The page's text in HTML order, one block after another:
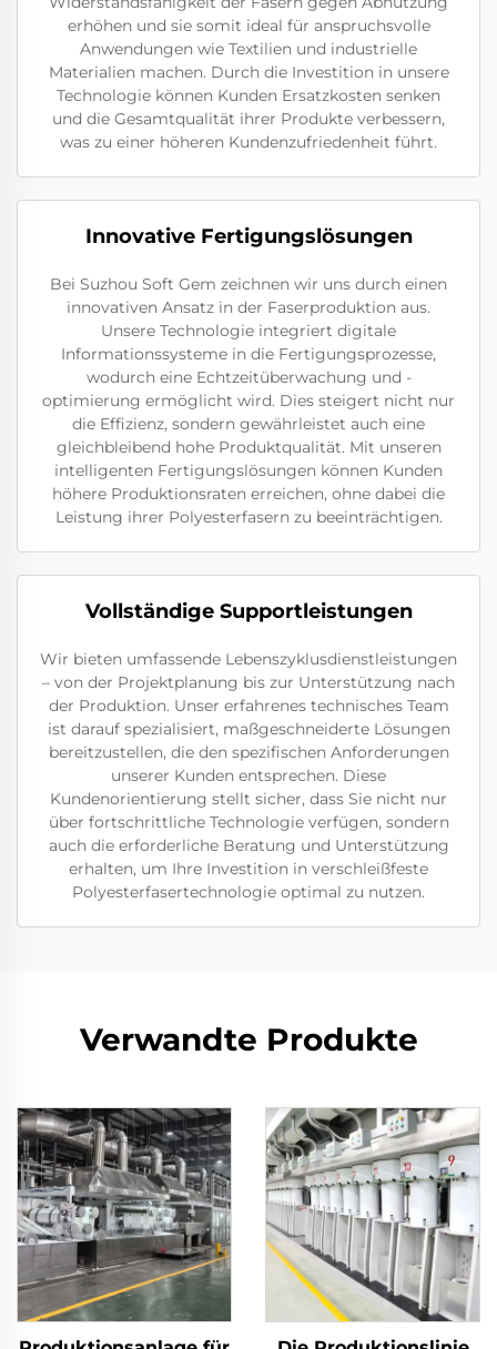
erhöhen und sie somit ideal für anspruchsvolle
Anwendungen wie Textilien und industrielle
Materialien machen. Durch die Investition in unsere
Technologie können Kunden Ersatzkosten senken
und die Gesamtqualität ihrer Produkte verbessern,
was zu einer höheren Kundenzufriedenheit führt.
Innovative Fertigungslösungen
Bei Suzhou Soft Gem zeichnen wir uns durch einen
innovativen Ansatz in der Faserproduktion aus.
Unsere Technologie integriert digitale
Informationssysteme in die Fertigungsprozesse,
wodurch eine Echtzeitüberwachung und -
optimierung ermöglicht wird. Dies steigert nicht nur
die Effizienz, sondern gewährleistet auch eine
gleichbleibend hohe Produktqualität. Mit unseren
intelligenten Fertigungslösungen können Kunden
höhere Produktionsraten erreichen, ohne dabei die
Leistung ihrer Polyesterfasern zu beeinträchtigen.
Vollständige Supportleistungen
Wir bieten umfassende Lebenszyklusdienstleistungen
– von der Projektplanung bis zur Unterstützung nach
der Produktion. Unser erfahrenes technisches Team
ist darauf spezialisiert, maßgeschneiderte Lösungen
bereitzustellen, die den spezifischen Anforderungen
unserer Kunden entsprechen. Diese
Kundenorientierung stellt sicher, dass Sie nicht nur
über fortschrittliche Technologie verfügen, sondern
auch die erforderliche Beratung und Unterstützung
erhalten, um Ihre Investition in verschleißfeste
Polyesterfasertechnologie optimal zu nutzen.
Verwandte Produkte